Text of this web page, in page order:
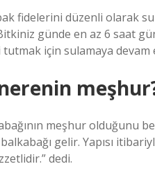
fidelerini düzenli olarak
günde en az 6 saat
için sulamaya devam
meşhur olduğunu
gelir. Yapısı
dedi.